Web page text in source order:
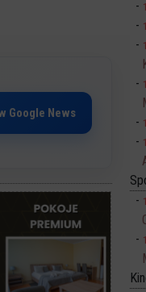
Google News